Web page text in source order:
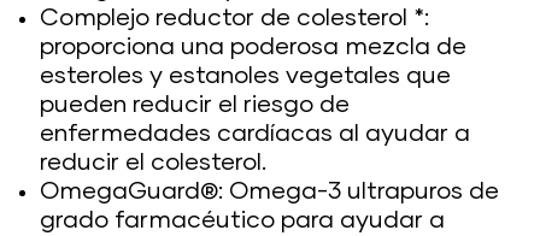
Complejo reductor de colesterol *:
proporciona una poderosa mezcla de
esteroles y estanoles vegetales que
pueden reducir el riesgo de
enfermedades cardíacas al ayudar a
reducir el colesterol.
OmegaGuard®: Omega-3 ultrapuros de
grado farmacéutico para ayudar a